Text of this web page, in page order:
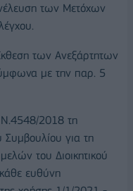
των Μετόχων
των Ανεξάρτητων
με την παρ. 5
Ν.4548/2018 τη
Συμβουλίου για τη
του Διοικητικού
ευθύνη